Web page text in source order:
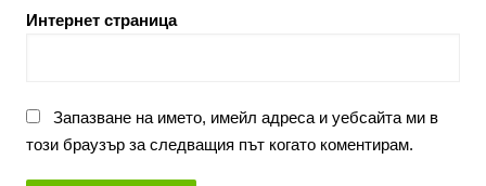
Интернет страница
Запазване на името, имейл адреса и уебсайта ми в
този браузър за следващия път когато коментирам.